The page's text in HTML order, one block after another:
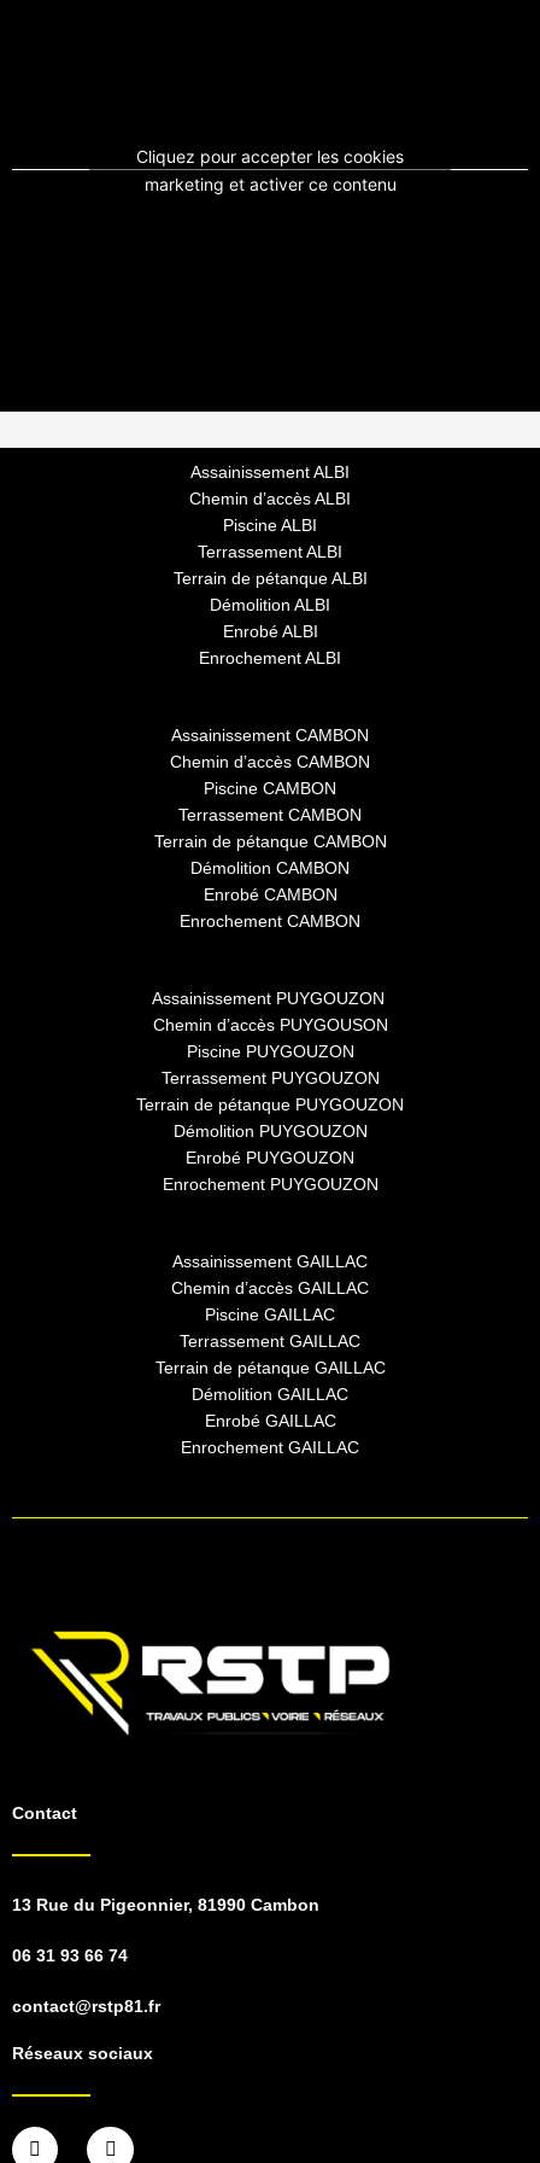
Cliquez pour accepter les cookies
marketing et activer ce contenu
Assainissement ALBI
Chemin d’accès ALBI
Piscine ALBI
Terrassement ALBI
Terrain de pétanque ALBI
Démolition ALBI
Enrobé ALBI
Enrochement ALBI
Assainissement CAMBON
Chemin d’accès CAMBON
Piscine CAMBON
Terrassement CAMBON
Terrain de pétanque CAMBON
Démolition CAMBON
Enrobé CAMBON
Enrochement CAMBON
Assainissement PUYGOUZON
Chemin d’accès PUYGOUSON
Piscine PUYGOUZON
Terrassement PUYGOUZON
Terrain de pétanque PUYGOUZON
Démolition PUYGOUZON
Enrobé PUYGOUZON
Enrochement PUYGOUZON
Assainissement GAILLAC
Chemin d’accès GAILLAC
Piscine GAILLAC
Terrassement GAILLAC
Terrain de pétanque GAILLAC
Démolition GAILLAC
Enrobé GAILLAC
Enrochement GAILLAC
Contact
13 Rue du Pigeonnier, 81990 Cambon
06 31 93 66 74
contact@rstp81.fr
Réseaux sociaux
F
a
I
n